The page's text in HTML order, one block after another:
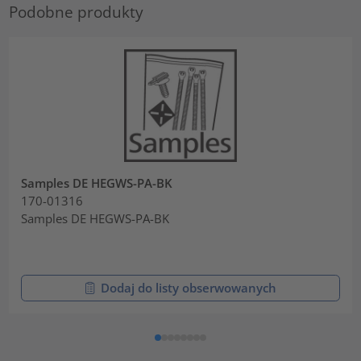
Podobne produkty
Samples DE HEGWS-PA-BK
170-01316
Samples DE HEGWS-PA-BK
Dodaj do listy obserwowanych